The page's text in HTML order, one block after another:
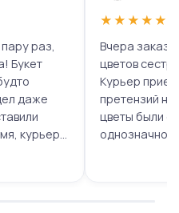
раз,
даже
курьер
тёплыми
★★★★★
Вчера
цветов
Курьер
претензий
цветы были
однозначно.